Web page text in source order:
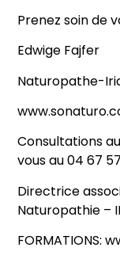
Prenez soin de
Edwige Fajfer
Naturopathe-
Consultations
vous au 04 67
Directrice
Naturopathie –
FORMATIONS: